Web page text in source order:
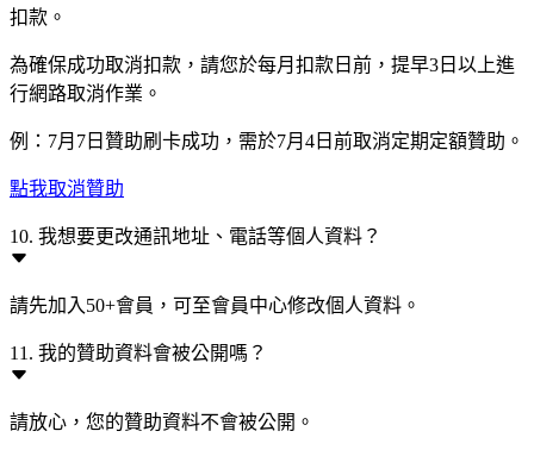
扣款。
為確保成功取消扣款，請您於每月扣款日前，提早3日以上進
行網路取消作業。
例：7月7日贊助刷卡成功，需於7月4日前取消定期定額贊助。
點我取消贊助
10. 我想要更改通訊地址、電話等個人資料？
請先加入50+會員，可至會員中心修改個人資料。
11. 我的贊助資料會被公開嗎？
請放心，您的贊助資料不會被公開。